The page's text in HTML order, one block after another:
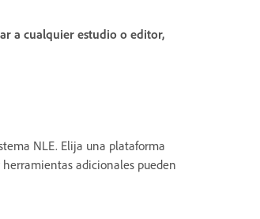
a cualquier estudio o editor,
NLE. Elija una plataforma
adicionales pueden